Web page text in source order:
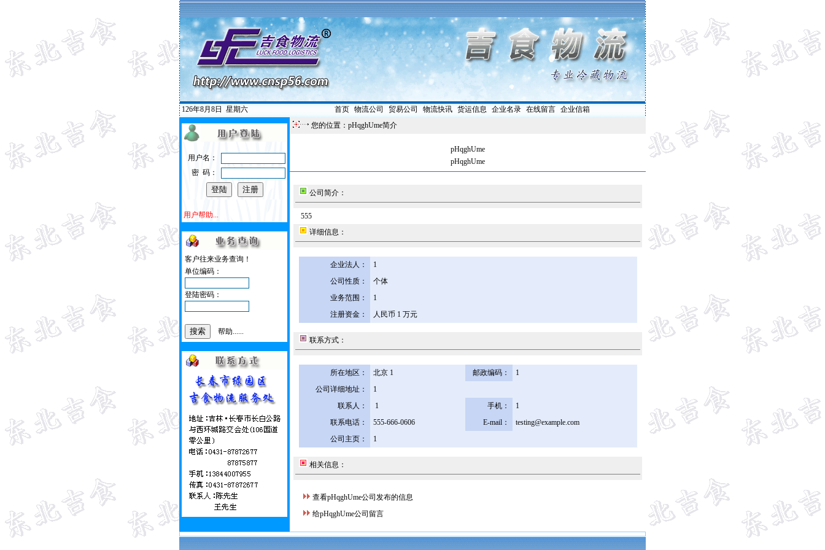
126年8月8日 星期六 首页| 物流公司 贸易公司 物流快讯| 货运信息 企业名录| 在线留言| 企业信箱
用户名：
密 码：
用户帮助...
客户往来业务查询！
单位编码：
登陆密码：
帮助......
您的位置：pHqghUme简介
pHqghUme
pHqghUme
公司简介：
555
详细信息：
企业法人：
1
公司性质：
个体
业务范围：
1
注册资金：
人民币 1 万元
联系方式：
所在地区： 北京 1 邮政编码：
1
公司详细地址：
1
联系人：
1 手机：
1
联系电话：
555-666-0606 E-mail：
testing@example.com
公司主页：
1
相关信息：
查看pHqghUme公司发布的信息
给pHqghUme公司留言